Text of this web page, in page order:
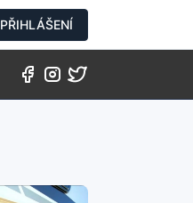
PŘIHLÁŠENÍ